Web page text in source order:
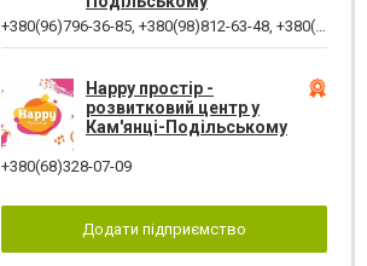
+380(96)796-36-85, +380(98)812-63-48, +380(97)782-45-70
Happy простір -
розвитковий центр у
Кам'янці-Подільському
+380(68)328-07-09
Додати підприємство